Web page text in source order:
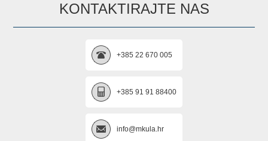
KONTAKTIRAJTE NAS
+385 22 670 005
+385 91 91 88400
info@mkula.hr